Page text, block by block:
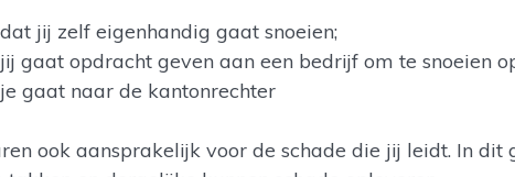
dat jij zelf eigenhandig gaat snoeien;
jij gaat opdracht geven aan een bedrijf om te snoeien
je gaat naar de kantonrechter
ook aansprakelijk voor de schade die jij leidt. In